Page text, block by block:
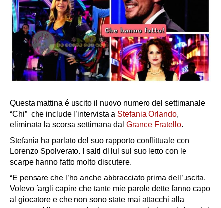
Questa mattina é uscito il nuovo numero del settimanale
“Chi” che include l’intervista a Stefania Orlando,
eliminata la scorsa settimana dal Grande Fratello.
Stefania ha parlato del suo rapporto conflittuale con
Lorenzo Spolverato. I salti di lui sul suo letto con le
scarpe hanno fatto molto discutere.
“E pensare che l’ho anche abbracciato prima dell’uscita.
Volevo fargli capire che tante mie parole dette fanno capo
al giocatore e che non sono state mai attacchi alla